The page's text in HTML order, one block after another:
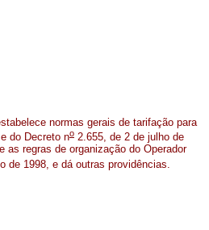
normas gerais de tarifação para
do Decreto no 2.655, de 2 de julho de
as regras de organização do Operador
de 1998, e dá outras providências.